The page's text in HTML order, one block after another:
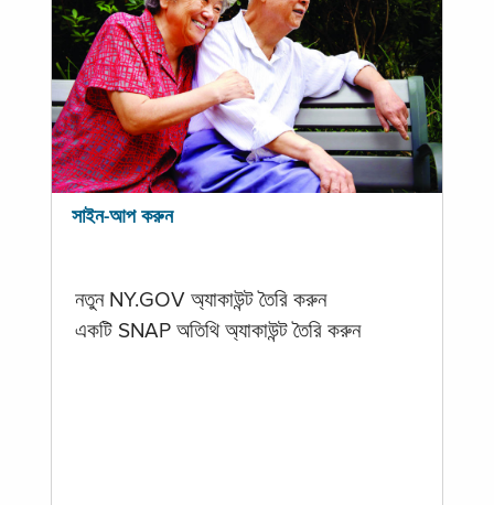
সাইন-আপ করুন
নতুন NY.GOV অ্যাকাউন্ট তৈরি করুন
একটি SNAP অতিথি অ্যাকাউন্ট তৈরি করুন